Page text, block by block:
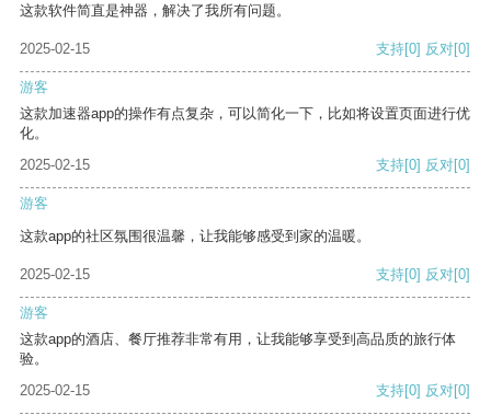
这款软件简直是神器，解决了我所有问题。
2025-02-15 支持[0] 反对[0]
游客
这款加速器app的操作有点复杂，可以简化一下，比如将设置页面进行优
化。
2025-02-15
支持[0] 反对[0]
游客
这款app的社区氛围很温馨，让我能够感受到家的温暖。
2025-02-15 支持[0] 反对[0]
游客
这款app的酒店、餐厅推荐非常有用，让我能够享受到高品质的旅行体
验。
2025-02-15
支持[0] 反对[0]